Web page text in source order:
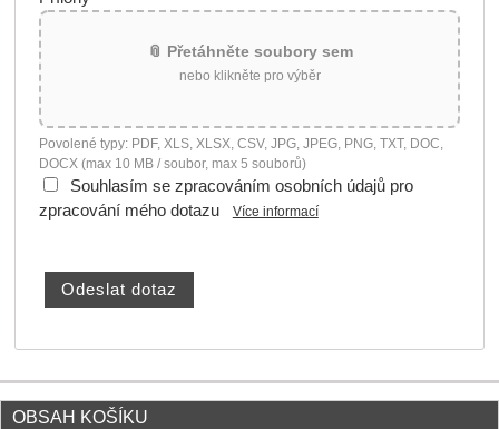
📎 Přetáhněte soubory sem
nebo klikněte pro výběr
Povolené typy: PDF, XLS, XLSX, CSV, JPG, JPEG, PNG, TXT, DOC,
DOCX (max 10 MB / soubor, max 5 souborů)
Souhlasím se zpracováním osobních údajů pro
zpracování mého dotazu
Více informací
OBSAH KOŠÍKU